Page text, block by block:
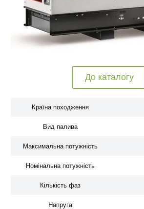
До каталогу
Країна походження
Вид палива
Максимальна потужність
Номінальна потужність
Кількість фаз
Напруга